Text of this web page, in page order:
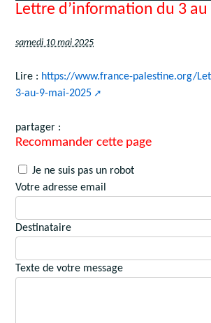
Lettre d’information du 3 au
samedi 10 mai 2025
Lire : https://www.france-palestine.org/
3-au-9-mai-2025
partager :
Recommander cette page
Je ne suis pas un robot
Votre adresse email
Destinataire
Texte de votre message